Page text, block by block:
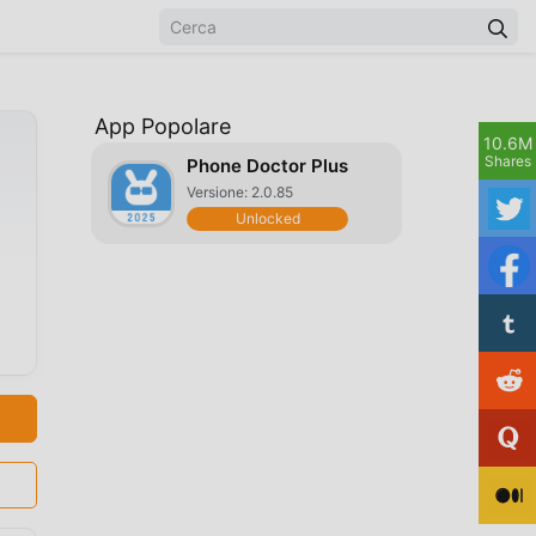
App Popolare
Phone Doctor Plus
Versione: 2.0.85
Unlocked
10.6M
Shares